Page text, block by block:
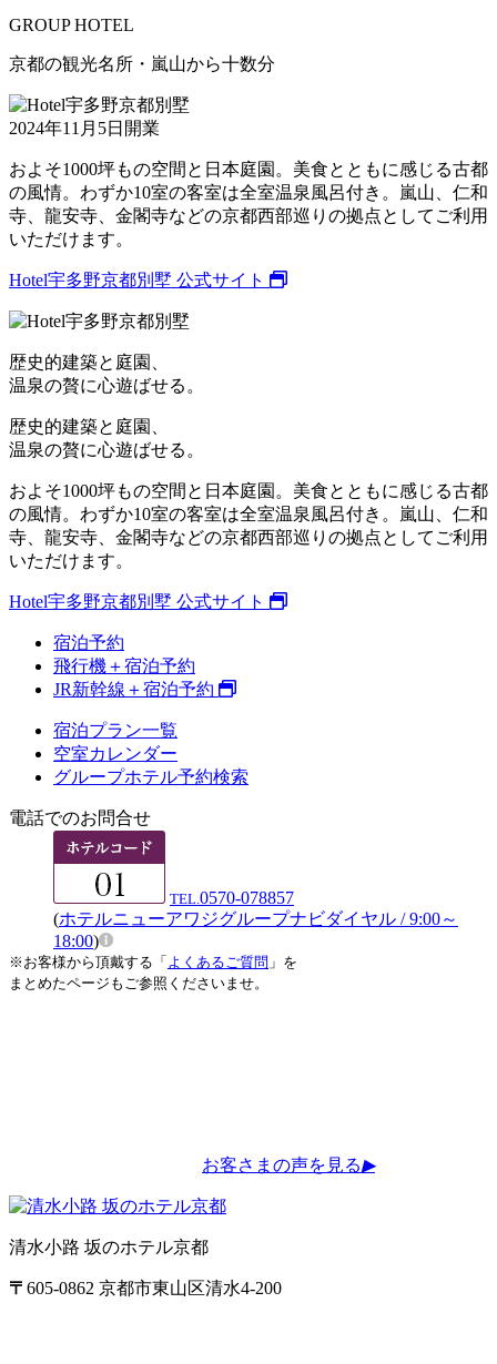
GROUP HOTEL
京都の観光名所・嵐山から十数分
2024年11 月 5日開業
およそ1000坪もの空間と日本庭園。美食とともに感じる古都
の風情。わずか10室の客室は全室温泉風呂付き。嵐山、仁和
寺、龍安寺、金閣寺などの京都西部巡りの拠点としてご利用
いただけます。
Hotel宇多野京都別墅 公式サイト
歴史的建築と庭園、
温泉の贅に心遊ばせる。
歴史的建築と庭園、
温泉の贅に心遊ばせる。
およそ1000坪もの空間と日本庭園。美食とともに感じる古都
の風情。わずか10室の客室は全室温泉風呂付き。嵐山、仁和
寺、龍安寺、金閣寺などの京都西部巡りの拠点としてご利用
いただけます。
Hotel宇多野京都別墅 公式サイト
宿泊予約
飛行機＋宿泊予約
JR新幹線＋宿泊予約
宿泊プラン一覧
空室カレンダー
グループホテル予約検索
電話でのお問合せ
TEL.0570-078857
(ホテルニューアワジグループナビダイヤル / 9:00～
18:00)
※お客様から頂戴する「 よくあるご質問 」を
まとめたページもご参照くださいませ。
お客さまの声を見る▶
清水小路 坂のホテル京都
〒 605-0862 京都市東山区清水4-200